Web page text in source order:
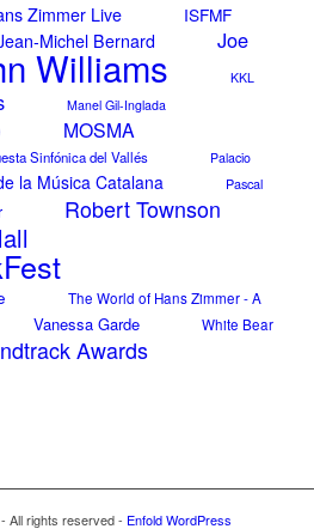
Zimmer Live ISFMF
Michel Bernard
Joe
Williams
KKL
Manel Gil-Inglada
MOSMA
Sinfónica del Vallés
Palacio
la Música Catalana
Pascal
Robert Townson
The World of Hans Zimmer - A
Vanessa Garde
White Bear
Awards
All rights reserved - Enfold WordPress